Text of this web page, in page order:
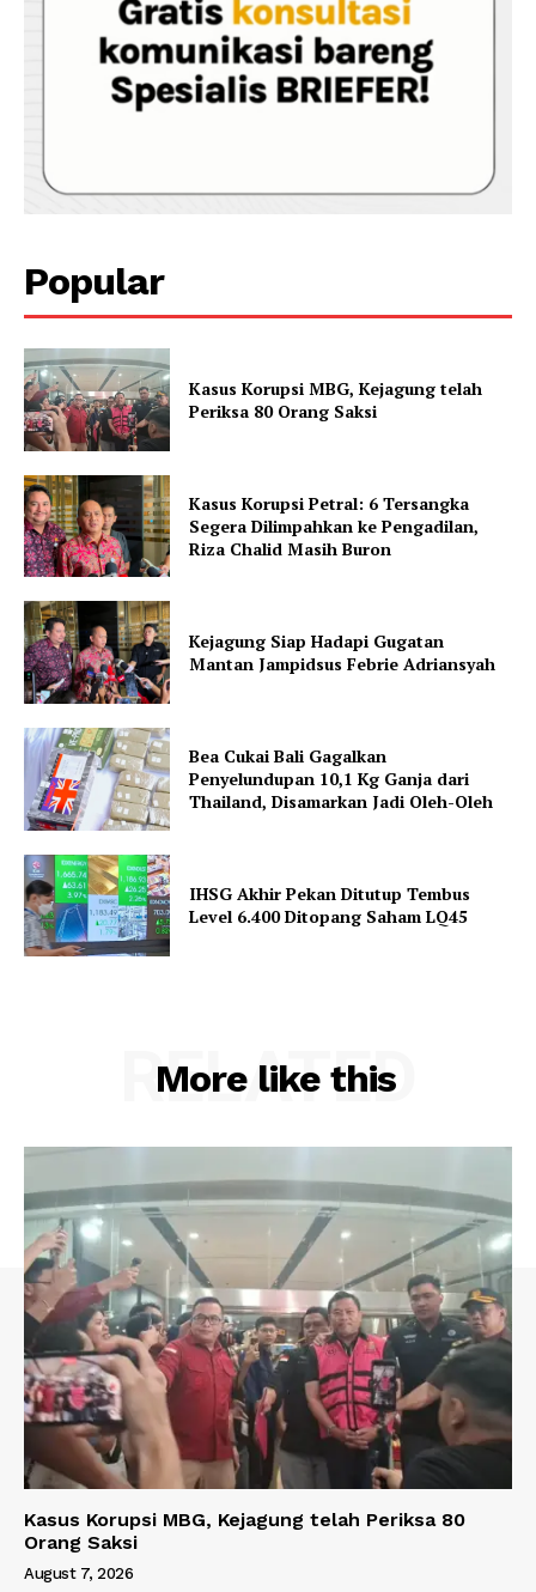
Popular
Kasus Korupsi MBG, Kejagung telah
Periksa 80 Orang Saksi
Kasus Korupsi Petral: 6 Tersangka
Segera Dilimpahkan ke Pengadilan,
Riza Chalid Masih Buron
Kejagung Siap Hadapi Gugatan
Mantan Jampidsus Febrie Adriansyah
Bea Cukai Bali Gagalkan
Penyelundupan 10,1 Kg Ganja dari
Thailand, Disamarkan Jadi Oleh-Oleh
IHSG Akhir Pekan Ditutup Tembus
Level 6.400 Ditopang Saham LQ45
More like this
RELATED
Kasus Korupsi MBG, Kejagung telah Periksa 80
Orang Saksi
August 7, 2026